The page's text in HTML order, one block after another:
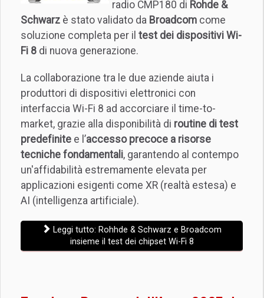
radio CMP180 di Rohde &
Schwarz è stato validato da Broadcom come
soluzione completa per il test dei dispositivi Wi-
Fi 8 di nuova generazione.
La collaborazione tra le due aziende aiuta i
produttori di dispositivi elettronici con
interfaccia Wi-Fi 8 ad accorciare il time-to-
market, grazie alla disponibilità di routine di test
predefinite e l’accesso precoce a risorse
tecniche fondamentali, garantendo al contempo
un'affidabilità estremamente elevata per
applicazioni esigenti come XR (realtà estesa) e
AI (intelligenza artificiale).
Leggi tutto: Rohhde & Schwarz e Broadcom
insieme il test dei chipset Wi-Fi 8